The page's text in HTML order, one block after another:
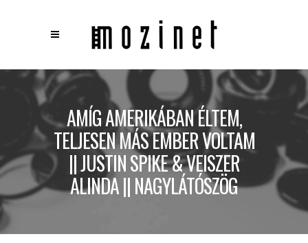
Keresés ×
AMÍG AMERIKÁBAN ÉLTEM,
TELJESEN MÁS EMBER VOLTAM
|| JUSTIN SPIKE & VEISZER
ALINDA || NAGYLÁTÓSZÖG